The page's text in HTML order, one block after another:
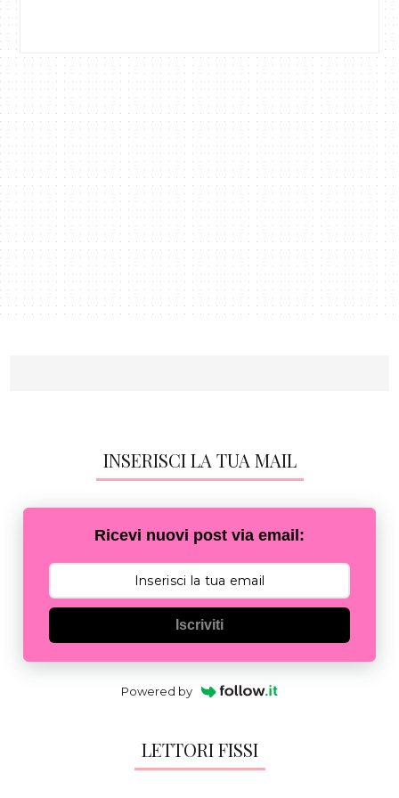
INSERISCI LA TUA MAIL
Ricevi nuovi post via email:
Iscriviti
Powered by
LETTORI FISSI